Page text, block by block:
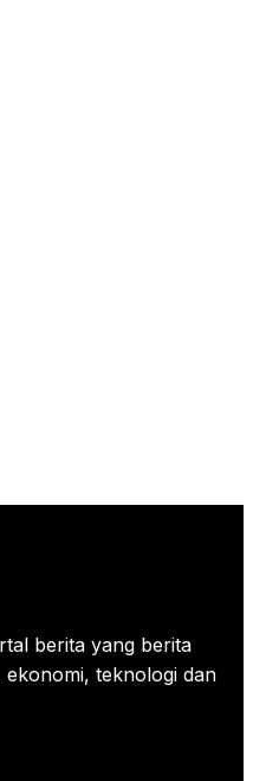
berita yang berita
teknologi dan